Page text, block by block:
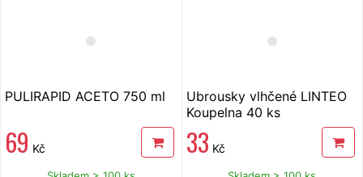
PULIRAPID ACETO 750 ml
69 Kč
Ubrousky vlhčené LINTEO
Koupelna 40 ks
33 Kč